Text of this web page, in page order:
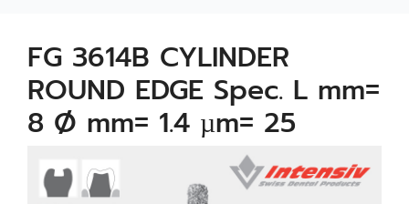
FG 3614B CYLINDER
ROUND EDGE Spec. L mm=
8 Ø mm= 1.4 µm= 25